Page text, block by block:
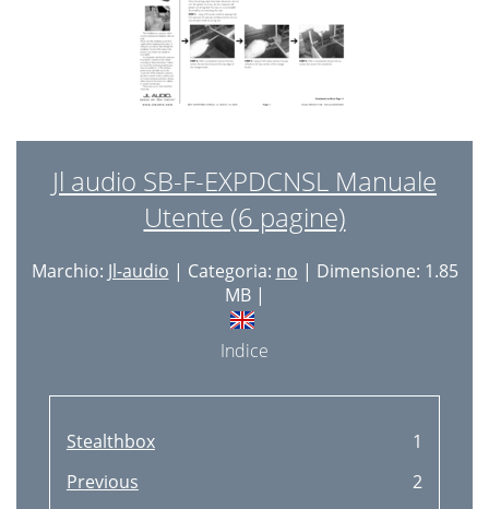
Jl audio SB-F-EXPDCNSL Manuale
Utente (6 pagine)
Marchio: Jl-audio | Categoria: no | Dimensione: 1.85
MB |
Indice
Stealthbox
1
Previous
2